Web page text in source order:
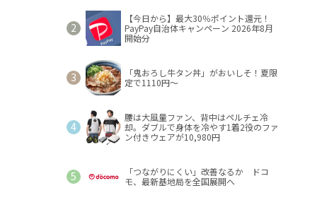
【今日から】最大30％ポイント還元！
PayPay自治体キャンペーン 2026年8月
開始分
「鬼おろし牛タン丼」がおいしそ！夏限
定で1110円～
腰は大風量ファン、背中はペルチェ冷
却。ダブルで身体を冷やす1着2役のファ
ン付きウェアが10,980円
「つながりにくい」改善なるか ドコ
モ、最新基地局を全国展開へ